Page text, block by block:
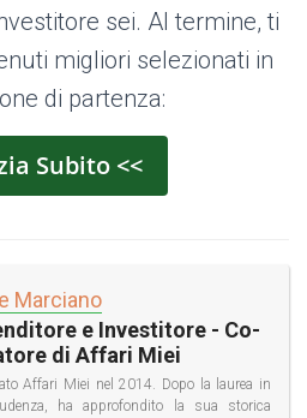
sei. Al termine, ti
migliori selezionati in
di partenza:
Subito <<
Marciano
e Investitore - Co-
di Affari Miei
Affari Miei nel 2014. Dopo la laurea in
ha approfondito la sua storica